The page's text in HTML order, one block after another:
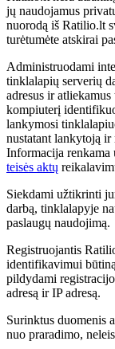
jų naudojamus
nuorodą iš Ratilio.lt
turėtumėte atskirai
Administruodami
tinklalapių serverių
adresus ir
kompiuterį
lankymosi
nustatant lankytoją
Informacija renkama
teisės aktų
Siekdami užtikrinti
darbą, tinklalapyje
paslaugų naudojimą.
Registruojantis
identifikavimui
pildydami
adresą ir IP adresą.
Surinktus duomenis
nuo praradimo,